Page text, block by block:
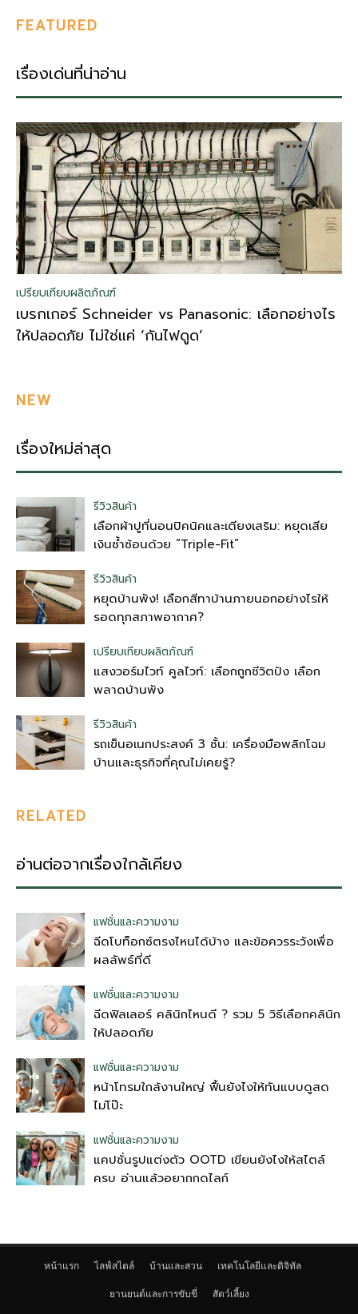
FEATURED
เรื่องเด่นที่น่าอ่าน
เปรียบเทียบผลิตภัณฑ์
เบรกเกอร์ Schneider vs Panasonic: เลือกอย่างไร
ให้ปลอดภัย ไม่ใช่แค่ ‘กันไฟดูด’
NEW
เรื่องใหม่ล่าสุด
รีวิวสินค้า
เลือกผ้าปูที่นอนปิคนิคและเตียงเสริม: หยุดเสีย
เงินซ้ำซ้อนด้วย “Triple-Fit”
รีวิวสินค้า
หยุดบ้านพัง! เลือกสีทาบ้านภายนอกอย่างไรให้
รอดทุกสภาพอากาศ?
เปรียบเทียบผลิตภัณฑ์
แสงวอร์มไวท์ คูลไวท์: เลือกถูกชีวิตปัง เลือก
พลาดบ้านพัง
รีวิวสินค้า
รถเข็นอเนกประสงค์ 3 ชั้น: เครื่องมือพลิกโฉม
บ้านและธุรกิจที่คุณไม่เคยรู้?
RELATED
อ่านต่อจากเรื่องใกล้เคียง
แฟชั่นและความงาม
ฉีดโบท็อกซ์ตรงไหนได้บ้าง และข้อควรระวังเพื่อ
ผลลัพธ์ที่ดี
แฟชั่นและความงาม
ฉีดฟิลเลอร์ คลินิกไหนดี ? รวม 5 วิธีเลือกคลินิก
ให้ปลอดภัย
แฟชั่นและความงาม
หน้าโทรมใกล้งานใหญ่ ฟื้นยังไงให้ทันแบบดูสด
ไม่โป๊ะ
แฟชั่นและความงาม
แคปชั่นรูปแต่งตัว OOTD เขียนยังไงให้สไตล์
ครบ อ่านแล้วอยากกดไลก์
หน้าแรก ไลฟ์สไตล์ บ้านและสวน เทคโนโลยีและดิจิทัล
ยานยนต์และการขับขี่ สัตว์เลี้ยง